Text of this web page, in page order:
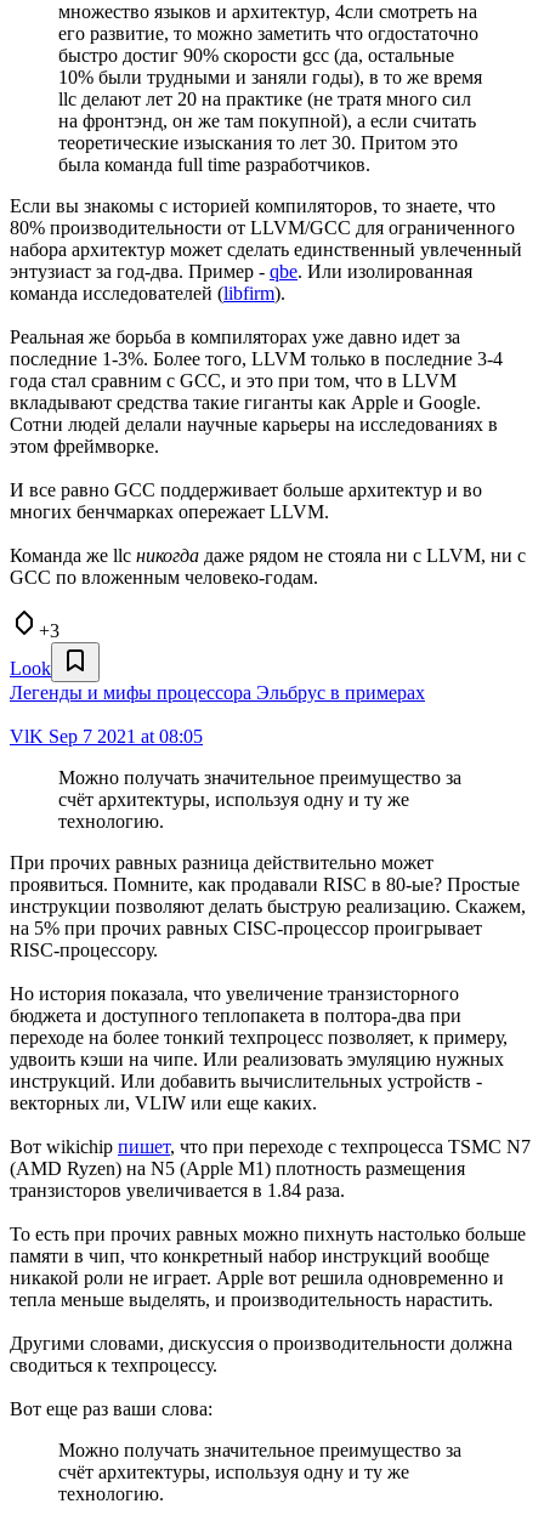
множество языков и архитектур, 4сли смотреть на
его развитие, то можно заметить что огдостаточно
быстро достиг 90% скорости gcc (да, остальные
10% были трудными и заняли годы), в то же время
llc делают лет 20 на практике (не тратя много сил
на фронтэнд, он же там покупной), а если считать
теоретические изыскания то лет 30. Притом это
была команда full time разработчиков.
Если вы знакомы с историей компиляторов, то знаете, что
80% производительности от LLVM/GCC для ограниченного
набора архитектур может сделать единственный увлеченный
энтузиаст за год-два. Пример - qbe. Или изолированная
команда исследователей (libfirm).
Реальная же борьба в компиляторах уже давно идет за
последние 1-3%. Более того, LLVM только в последние 3-4
года стал сравним с GCC, и это при том, что в LLVM
вкладывают средства такие гиганты как Apple и Google.
Сотни людей делали научные карьеры на исследованиях в
этом фреймворке.
И все равно GCC поддерживает больше архитектур и во
многих бенчмарках опережает LLVM.
Команда же llc никогда даже рядом не стояла ни с LLVM, ни с
GCC по вложенным человеко-годам.
+3
Look
Легенды и мифы процессора Эльбрус в примерах
VlK Sep 7 2021 at 08:05
Можно получать значительное преимущество за
счёт архитектуры, используя одну и ту же
технологию.
При прочих равных разница действительно может
проявиться. Помните, как продавали RISC в 80-ые? Простые
инструкции позволяют делать быструю реализацию. Скажем,
на 5% при прочих равных CISC-процессор проигрывает
RISC-процессору.
Но история показала, что увеличение транзисторного
бюджета и доступного теплопакета в полтора-два при
переходе на более тонкий техпроцесс позволяет, к примеру,
удвоить кэши на чипе. Или реализовать эмуляцию нужных
инструкций. Или добавить вычислительных устройств -
векторных ли, VLIW или еще каких.
Вот wikichip пишет, что при переходе с техпроцесса TSMC N7
(AMD Ryzen) на N5 (Apple M1) плотность размещения
транзисторов увеличивается в 1.84 раза.
То есть при прочих равных можно пихнуть настолько больше
памяти в чип, что конкретный набор инструкций вообще
никакой роли не играет. Apple вот решила одновременно и
тепла меньше выделять, и производительность нарастить.
Другими словами, дискуссия о производительности должна
сводиться к техпроцессу.
Вот еще раз ваши слова:
Можно получать значительное преимущество за
счёт архитектуры, используя одну и ту же
технологию.